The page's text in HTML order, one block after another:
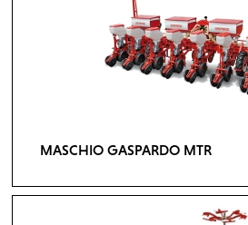
MASCHIO GASPARDO MTR